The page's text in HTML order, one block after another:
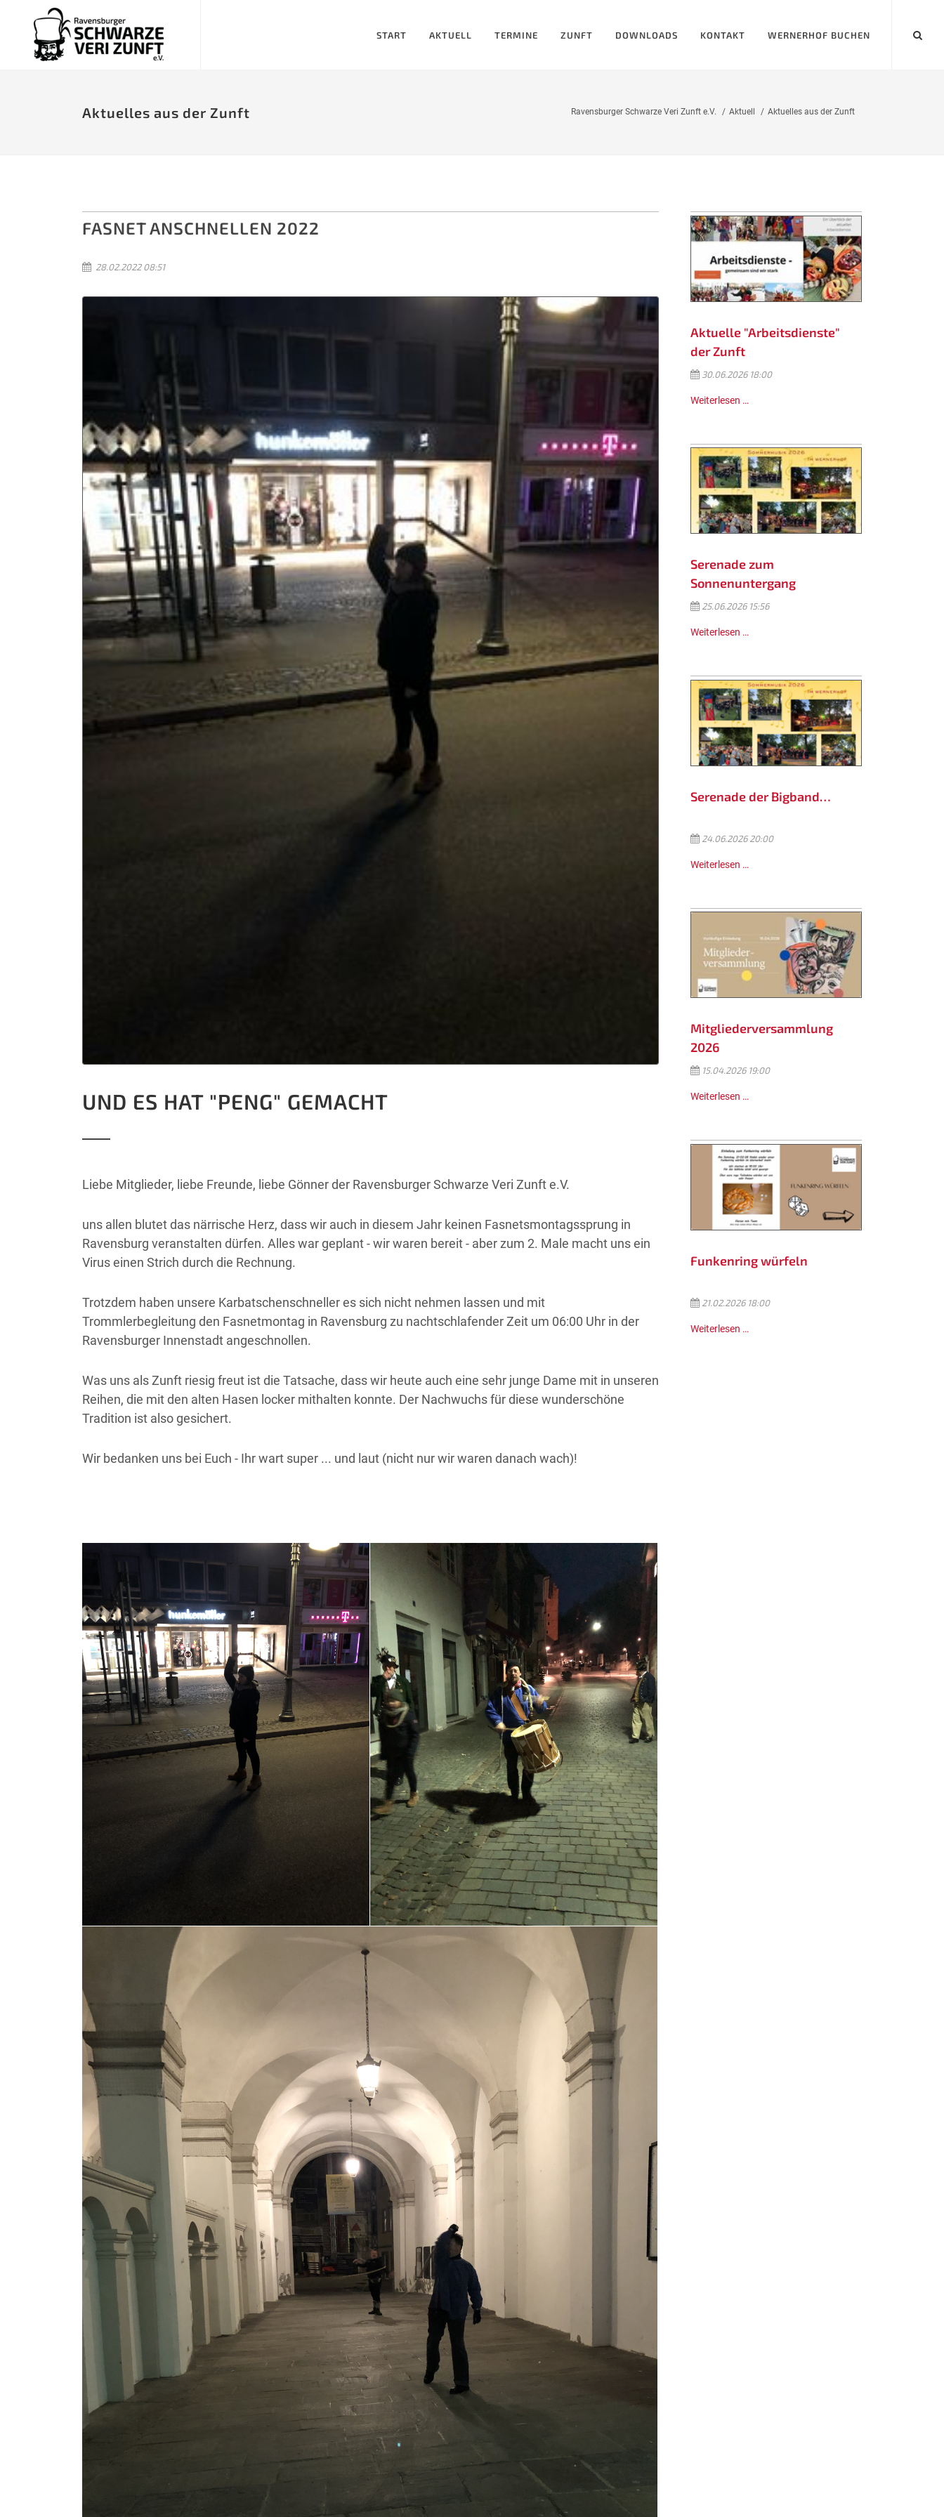
START AKTUELL TERMINE ZUNFT DOWNLOADS KONTAKT WERNERHOF BUCHEN
Aktuelles aus der Zunft Ravensburger Schwarze Veri Zunft e.V. Aktuell Aktuelles aus der Zunft
FASNET ANSCHNELLEN 2022
28.02.2022 08:51
UND ES HAT "PENG" GEMACHT
Liebe Mitglieder, liebe Freunde, liebe Gönner der Ravensburger Schwarze Veri Zunft e.V.
uns allen blutet das närrische Herz, dass wir auch in diesem Jahr keinen Fasnetsmontagssprung in
Ravensburg veranstalten dürfen. Alles war geplant - wir waren bereit - aber zum 2. Male macht uns ein
Virus einen Strich durch die Rechnung.
Trotzdem haben unsere Karbatschenschneller es sich nicht nehmen lassen und mit
Trommlerbegleitung den Fasnetmontag in Ravensburg zu nachtschlafender Zeit um 06:00 Uhr in der
Ravensburger Innenstadt angeschnollen.
Was uns als Zunft riesig freut ist die Tatsache, dass wir heute auch eine sehr junge Dame mit in unseren
Reihen, die mit den alten Hasen locker mithalten konnte. Der Nachwuchs für diese wunderschöne
Tradition ist also gesichert.
Wir bedanken uns bei Euch - Ihr wart super ... und laut (nicht nur wir waren danach wach)!
Aktuelle "Arbeitsdienste"
der Zunft
30.06.2026 18:00
Weiterlesen …
Serenade zum
Sonnenuntergang
25.06.2026 15:56
Weiterlesen …
Serenade der Bigband…
24.06.2026 20:00
Weiterlesen …
Mitgliederversammlung
2026
15.04.2026 19:00
Weiterlesen …
Funkenring würfeln
21.02.2026 18:00
Weiterlesen …